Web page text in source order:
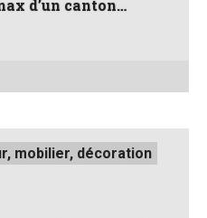
d’un canton…
mobilier, décoration